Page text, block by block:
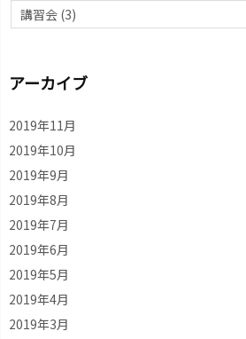
講習会 (3)
アーカイブ
2019年11月
2019年10月
2019年9月
2019年8月
2019年7月
2019年6月
2019年5月
2019年4月
2019年3月